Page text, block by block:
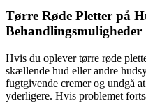
Tørre Røde Pletter på
Behandlingsmuligheder
Hvis du oplever tørre røde
skællende hud eller andre
fugtgivende cremer og undgå
yderligere. Hvis problemet